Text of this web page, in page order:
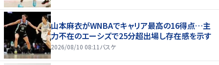
山本麻衣がWNBAでキャリア最高の16得点…主
力不在のエーシズで25分超出場し存在感を示す
2026/08/10 08:11 バスケ